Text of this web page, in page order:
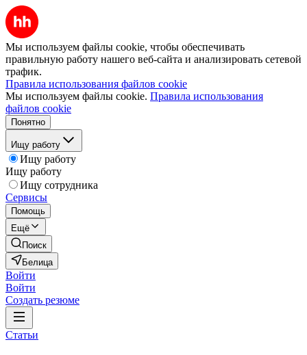
Мы используем файлы cookie, чтобы обеспечивать
правильную работу нашего веб-сайта и анализировать сетевой
трафик.
Правила использования файлов cookie
Мы используем файлы cookie. Правила использования
файлов cookie
Понятно
Ищу работу
Ищу работу
Ищу работу
Ищу сотрудника
Сервисы
Помощь
Ещё
Поиск
Белица
Войти
Войти
Создать резюме
Статьи